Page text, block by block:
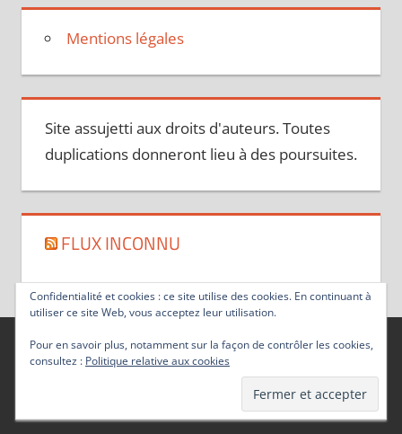
Mentions légales
Site assujetti aux droits d'auteurs. Toutes
duplications donneront lieu à des poursuites.
FLUX INCONNU
Thème WordPress : Tortuga par ThemeZee.
Confidentialité et cookies : ce site utilise des cookies. En continuant à
utiliser ce site Web, vous acceptez leur utilisation.
Pour en savoir plus, notamment sur la façon de contrôler les cookies,
consultez : Politique relative aux cookies